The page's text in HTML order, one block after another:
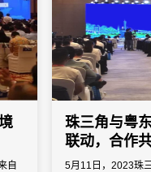
自
珠三角与粤
联动，合作
5月11日，2023珠